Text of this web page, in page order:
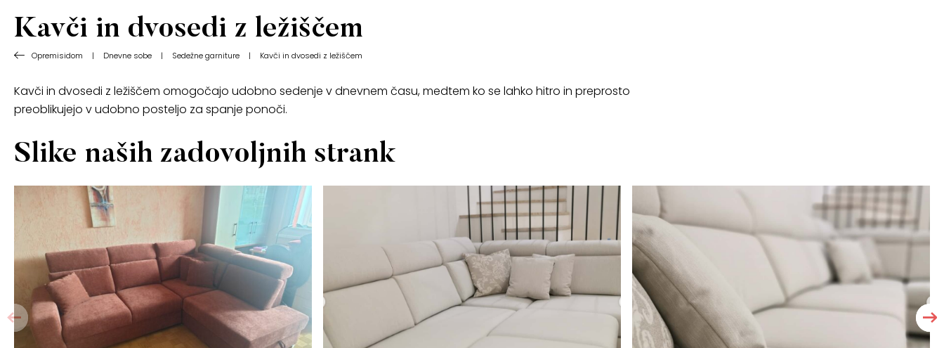
Kavči in dvosedi z ležiščem
Opremisidom | Dnevne sobe | Sedežne garniture | Kavči in dvosedi z ležiščem
Kavči in dvosedi z ležiščem omogočajo udobno sedenje v dnevnem času, medtem ko se lahko hitro in preprosto
preoblikujejo v udobno posteljo za spanje ponoči.
Slike naših zadovoljnih strank